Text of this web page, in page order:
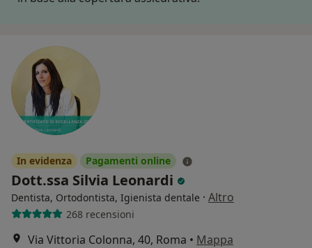
In evidenza Pagamenti online
Dott.ssa Silvia Leonardi
Dentista, Ortodontista, Igienista dentale · Altro
268 recensioni
Via Vittoria Colonna, 40, Roma • Mappa